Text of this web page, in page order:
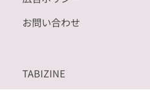
お問い合わせ
TABIZINE